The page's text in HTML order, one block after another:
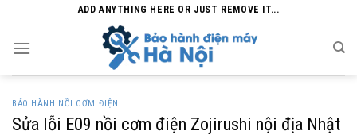
content
ADD ANYTHING HERE OR JUST REMOVE IT...
BẢO HÀNH NỒI CƠM ĐIỆN
Sửa lỗi E09 nồi cơm điện Zojirushi nội địa Nhật